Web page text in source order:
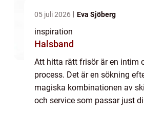
05 juli 2026 Eva Sjöberg
inspiration
Halsband
Att hitta rätt frisör är en intim
process. Det är en sökning
magiska kombinationen av
och service som passar just